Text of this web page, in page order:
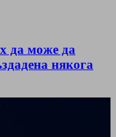
да може да
някога